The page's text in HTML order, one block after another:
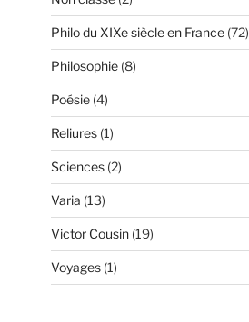
Philo du XIXe siècle en France(72)
Philosophie(8)
Poésie(4)
Reliures(1)
Sciences(2)
Varia (13)
Victor Cousin(19)
Voyages(1)